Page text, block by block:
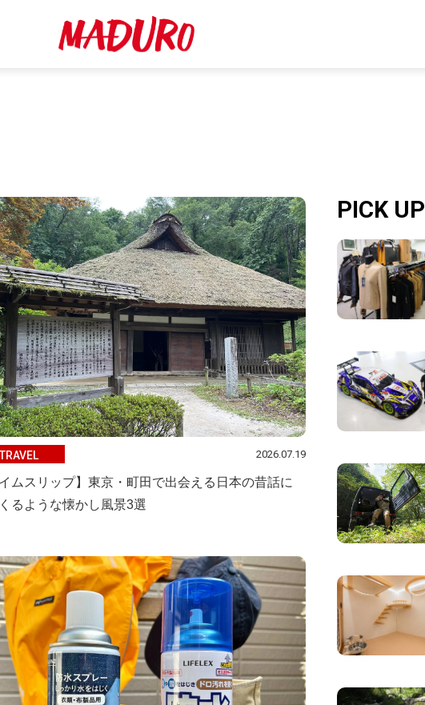
2026.07.19
イムスリップ】東京・町田で出会える日本の昔話に
るような懐かし風景3選
PICK UP